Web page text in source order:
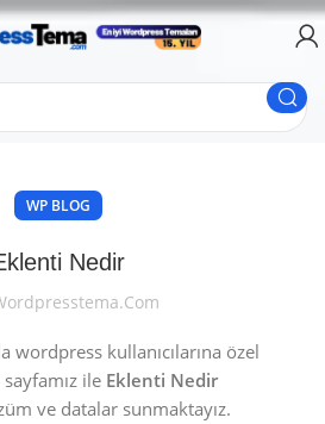
WP BLOG
Nedir
wordpress kullanıcılarına özel
ile Eklenti Nedir
ve datalar sunmaktayız.